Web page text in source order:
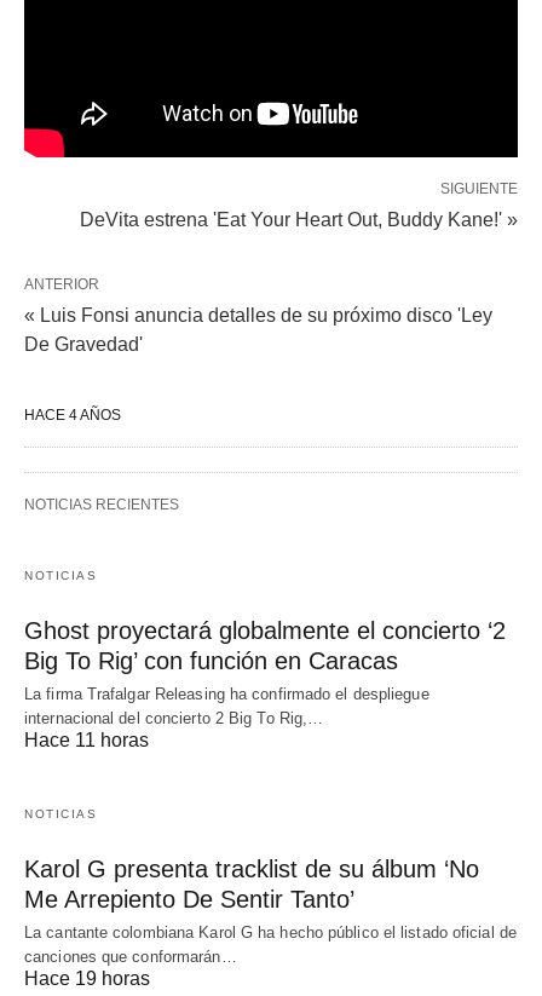
SIGUIENTE
DeVita estrena 'Eat Your Heart Out, Buddy Kane!' »
ANTERIOR
« Luis Fonsi anuncia detalles de su próximo disco 'Ley
De Gravedad'
HACE 4 AÑOS
NOTICIAS RECIENTES
NOTICIAS
Ghost proyectará globalmente el concierto ‘2
Big To Rig’ con función en Caracas
La firma Trafalgar Releasing ha confirmado el despliegue
internacional del concierto 2 Big To Rig,…
Hace 11 horas
NOTICIAS
Karol G presenta tracklist de su álbum ‘No
Me Arrepiento De Sentir Tanto’
La cantante colombiana Karol G ha hecho público el listado oficial de
canciones que conformarán…
Hace 19 horas